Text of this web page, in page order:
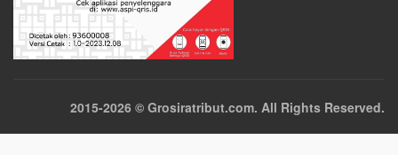
2015-2026 © Grosiratribut.com. All Rights Reserved.